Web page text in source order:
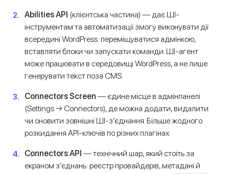
Abilities API (клієнтська частина) — дає ШІ-
інструментам та автоматизації змогу виконувати дії
всередині WordPress: переміщуватися адмінкою,
вставляти блоки чи запускати команди. ШІ-агент
може працювати в середовищі WordPress, а не лише
генерувати текст поза CMS.
Connectors Screen — єдине місце в адмінпанелі
(Settings → Connectors), де можна додати, видалити
чи оновити зовнішні ШІ-з’єднання. Більше жодного
розкидання API-ключів по різних плагінах.
Connectors API — технічний шар, який стоїть за
екраном з’єднань: реєстр провайдерів, метадані й